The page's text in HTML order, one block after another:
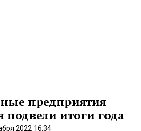
предприятия
подвели итоги года
2022 16:34